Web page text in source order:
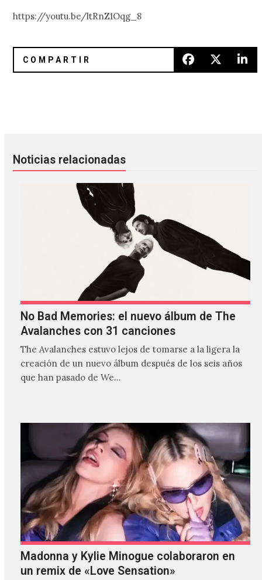
https://youtu.be/ltRnZ1Oqg_8
Noticias relacionadas
No Bad Memories: el nuevo álbum de The
Avalanches con 31 canciones
The Avalanches estuvo lejos de tomarse a la ligera la
creación de un nuevo álbum después de los seis años
que han pasado de We…
Madonna y Kylie Minogue colaboraron en
un remix de «Love Sensation»